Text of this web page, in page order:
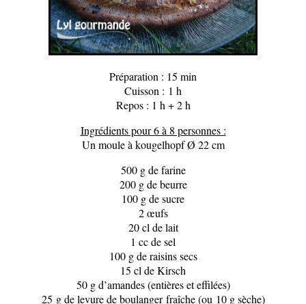
Préparation : 15 min
Cuisson : 1 h
Repos : 1 h + 2 h
Ingrédients pour 6 à 8 personnes :
Un moule à kougelhopf Ø 22 cm
500 g de farine
200 g de beurre
100 g de sucre
2 œufs
20 cl de lait
1 cc de sel
100 g de raisins secs
15 cl de Kirsch
50 g d’amandes (entières et effilées)
25 g de levure de boulanger fraîche (ou 10 g sèche)